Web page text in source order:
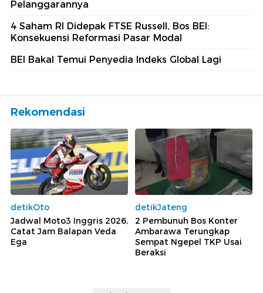
Pelanggarannya
4 Saham RI Didepak FTSE Russell, Bos BEI:
Konsekuensi Reformasi Pasar Modal
BEI Bakal Temui Penyedia Indeks Global Lagi
Rekomendasi
detikOto
Jadwal Moto3 Inggris 2026,
Catat Jam Balapan Veda
Ega
detikJateng
2 Pembunuh Bos Konter
Ambarawa Terungkap
Sempat Ngepel TKP Usai
Beraksi